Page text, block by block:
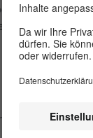
des